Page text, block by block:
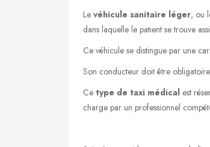
Le véhicule sanitaire léger, ou
dans laquelle le patient se trouve
Ce véhicule se distingue par une
Son conducteur doit être
Ce type de taxi médical est
charge par un professionnel